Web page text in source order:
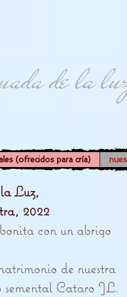
de la
(ofrecidos para cría)
Luz,
2022
con un abrigo
de nuestra
semental Cataro JL.